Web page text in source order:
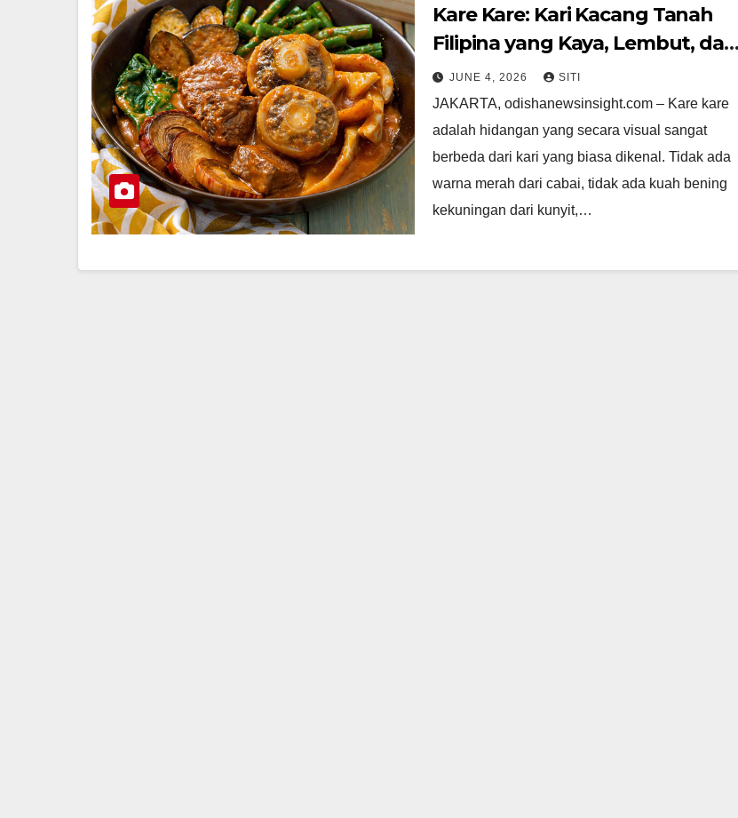
Kare Kare: Kari Kacang Tanah
Filipina yang Kaya, Lembut, dan
Penuh Tradisi
JUNE 4, 2026 SITI
JAKARTA, odishanewsinsight.com – Kare kare
adalah hidangan yang secara visual sangat
berbeda dari kari yang biasa dikenal. Tidak ada
warna merah dari cabai, tidak ada kuah bening
kekuningan dari kunyit,…